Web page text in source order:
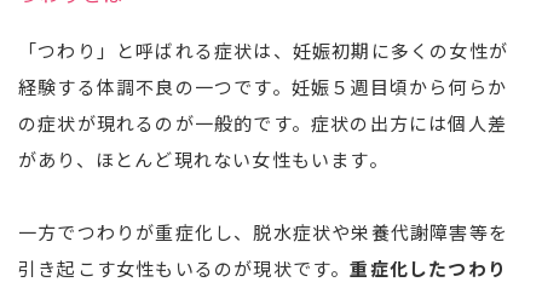
「つわり」と呼ばれる症状は、妊娠初期に多くの女性が
経験する体調不良の一つです。妊娠５週目頃から何らか
の症状が現れるのが一般的です。症状の出方には個人差
があり、ほとんど現れない女性もいます。
一方でつわりが重症化し、脱水症状や栄養代謝障害等を
引き起こす女性もいるのが現状です。重症化したつわり